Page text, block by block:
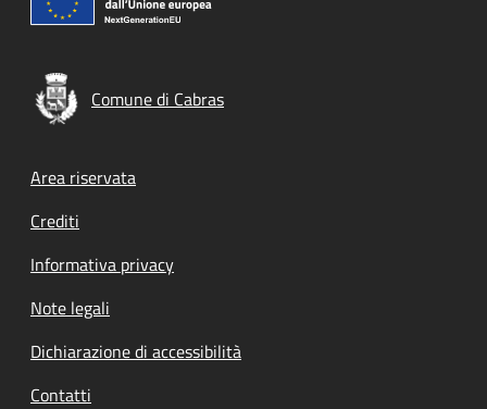
Comune di Cabras
Footer menu
Area riservata
Crediti
Informativa privacy
Note legali
Dichiarazione di accessibilità
Contatti